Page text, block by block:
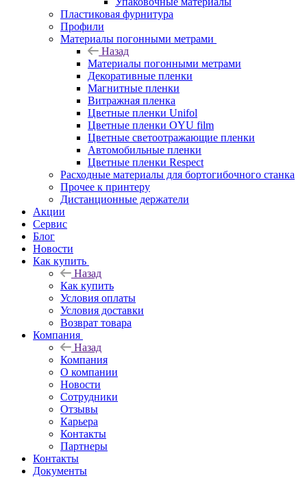
Пластиковая фурнитура
Профили
Материалы погонными метрами
Назад
Материалы погонными метрами
Декоративные пленки
Магнитные пленки
Витражная пленка
Цветные пленки Unifol
Цветные пленки OYU film
Цветные светоотражающие пленки
Автомобильные пленки
Цветные пленки Respect
Расходные материалы для бортогибочного станка
Прочее к принтеру
Дистанционные держатели
Акции
Сервис
Блог
Новости
Как купить
Назад
Как купить
Условия оплаты
Условия доставки
Возврат товара
Компания
Назад
Компания
О компании
Новости
Сотрудники
Отзывы
Карьера
Контакты
Партнеры
Контакты
Документы